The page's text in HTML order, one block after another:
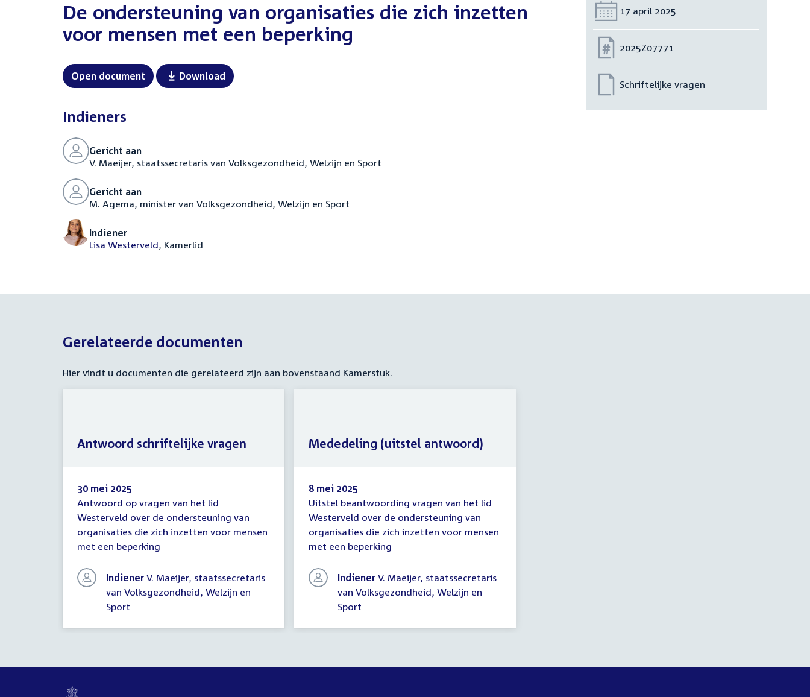
:De ondersteuning van organisaties die zich inzetten
voor mensen met een beperking
Open document Download
Indieners
Gericht aan
V. Maeijer, staatssecretaris van Volksgezondheid, Welzijn en Sport
Gericht aan
M. Agema, minister van Volksgezondheid, Welzijn en Sport
Indiener
Lisa Westerveld, Kamerlid
Datum:
17 april 2025
Nummer:
2025Z07771
Schriftelijke vragen
Gerelateerde documenten
Hier vindt u documenten die gerelateerd zijn aan bovenstaand Kamerstuk.
Antwoord
schriftelijke
vragen
30 mei 2025
Antwoord op vragen van het lid
Westerveld over de ondersteuning van
organisaties die zich inzetten voor mensen
met een beperking
Indiener V. Maeijer, staatssecretaris
van Volksgezondheid, Welzijn en
Sport
Antwoord schriftelijke vragen
Mededeling
(uitstel
antwoord)
8 mei 2025
Uitstel beantwoording vragen van het lid
Westerveld over de ondersteuning van
organisaties die zich inzetten voor mensen
met een beperking
Indiener V. Maeijer, staatssecretaris
van Volksgezondheid, Welzijn en
Sport
Mededeling (uitstel antwoord)